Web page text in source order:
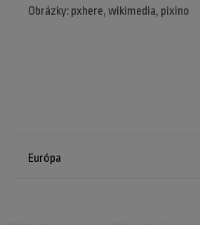
Obrázky: pxhere, wikimedia, pixino
Európa